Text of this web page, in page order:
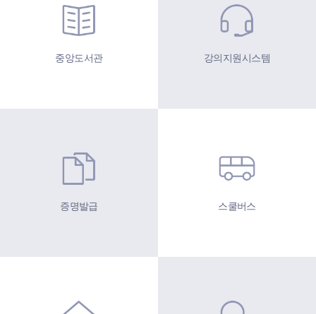
중앙도서관 강의지원시스템
증명발급 스쿨버스